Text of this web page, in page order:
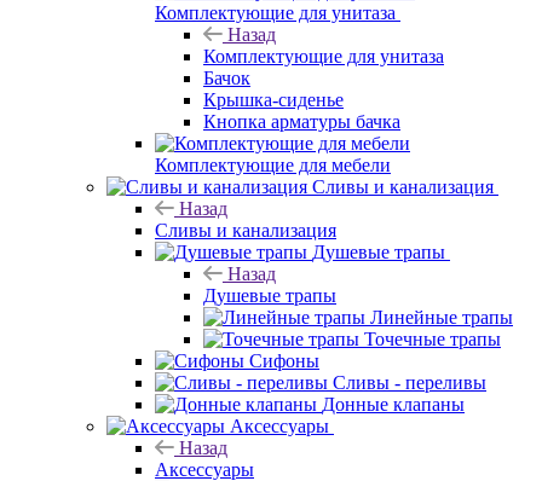
Комплектующие для унитаза
Назад
Комплектующие для унитаза
Бачок
Крышка-сиденье
Кнопка арматуры бачка
Комплектующие для мебели
Сливы и канализация
Назад
Сливы и канализация
Душевые трапы
Назад
Душевые трапы
Линейные трапы
Точечные трапы
Сифоны
Сливы - переливы
Донные клапаны
Аксессуары
Назад
Аксессуары